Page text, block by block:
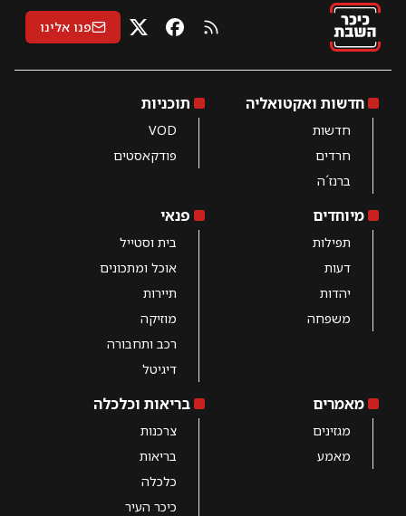
RSS פייסבוק
X פנו אלינו
חדשות ואקטואליה
חדשות
חרדים
ברנז´ה
תוכניות
VOD
פודקאסטים
מיוחדים
תפילות
דעות
יהדות
משפחה
פנאי
בית וסטייל
אוכל ומתכונים
תיירות
מוזיקה
רכב ותחבורה
דיגיטל
מאמרים
מגזינים
מאמע
בריאות וכלכלה
צרכנות
בריאות
כלכלה
כיכר העיר